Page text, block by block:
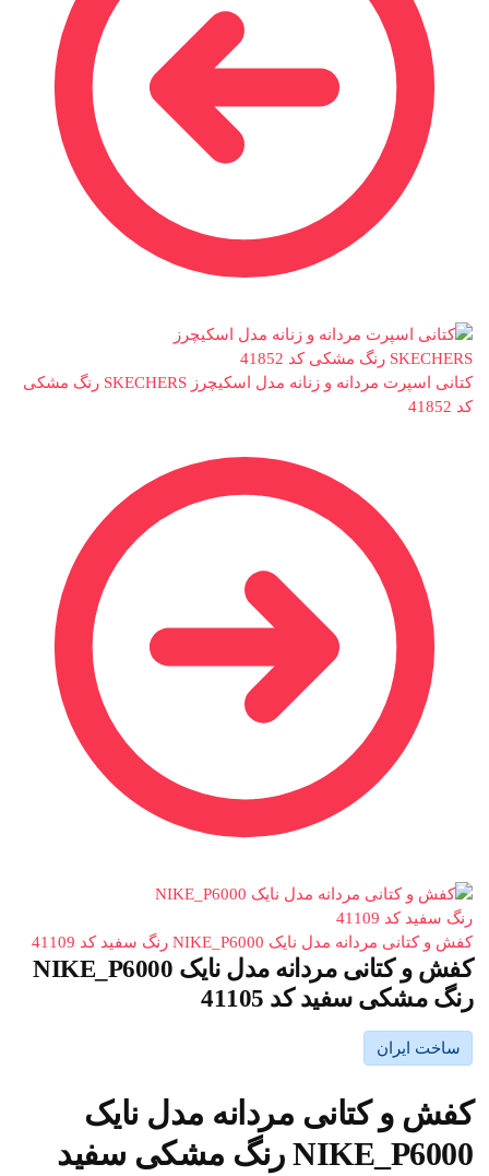
کتانی اسپرت مردانه و زنانه مدل اسکیچرز SKECHERS رنگ مشکی
کد 41852
کفش و کتانی مردانه مدل نایک NIKE_P6000 رنگ سفید کد 41109
کفش و کتانی مردانه مدل نایک NIKE_P6000
رنگ مشکی سفید کد 41105
ساخت ایران
کفش و کتانی مردانه مدل نایک
NIKE_P6000 رنگ مشکی سفید